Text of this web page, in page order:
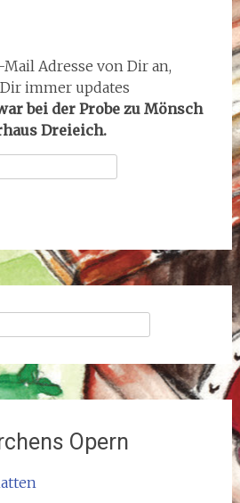
Adresse von Dir an,
immer updates
bei der Probe zu Mönsch
Dreieich.
Opern